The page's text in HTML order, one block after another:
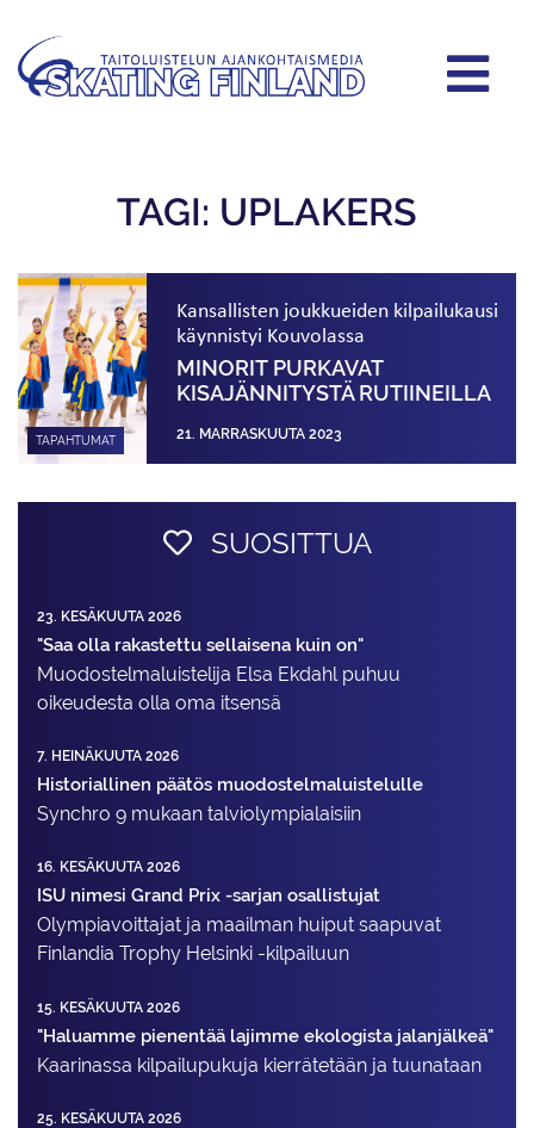
TAGI: UPLAKERS
TAPAHTUMAT
Kansallisten joukkueiden kilpailukausi
käynnistyi Kouvolassa
MINORIT PURKAVAT
KISAJÄNNITYSTÄ RUTIINEILLA
21. MARRASKUUTA 2023
SUOSITTUA
23. KESÄKUUTA 2026
"Saa olla rakastettu sellaisena kuin on"
Muodostelma­luistelija Elsa Ekdahl puhuu
oikeudesta olla oma itsensä
7. HEINÄKUUTA 2026
Historiallinen päätös muodostelmaluistelulle
Synchro 9 mukaan talviolympialaisiin
16. KESÄKUUTA 2026
ISU nimesi Grand Prix -sarjan osallistujat
Olympiavoittajat ja maailman huiput saapuvat
Finlandia Trophy Helsinki -kilpailuun
15. KESÄKUUTA 2026
"Haluamme pienentää lajimme ekologista jalanjälkeä"
Kaarinassa kilpailupukuja kierrätetään ja tuunataan
25. KESÄKUUTA 2026